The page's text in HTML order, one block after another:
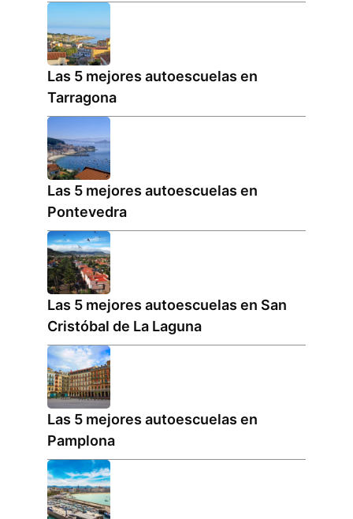
Las 5 mejores autoescuelas en
Tarragona
Las 5 mejores autoescuelas en
Pontevedra
Las 5 mejores autoescuelas en San
Cristóbal de La Laguna
Las 5 mejores autoescuelas en
Pamplona